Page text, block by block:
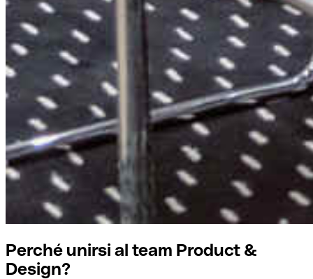
Perché unirsi al team Product &
Design?